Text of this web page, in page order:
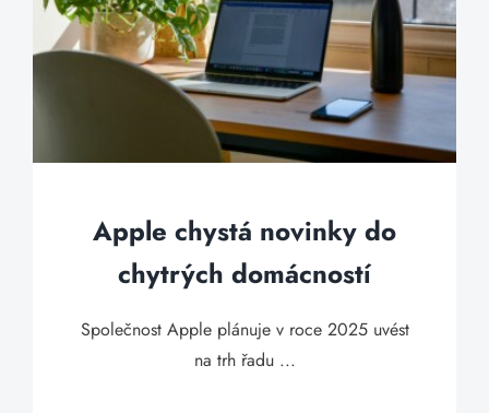
Apple chystá novinky do
chytrých domácností
Společnost Apple plánuje v roce 2025 uvést
na trh řadu ...